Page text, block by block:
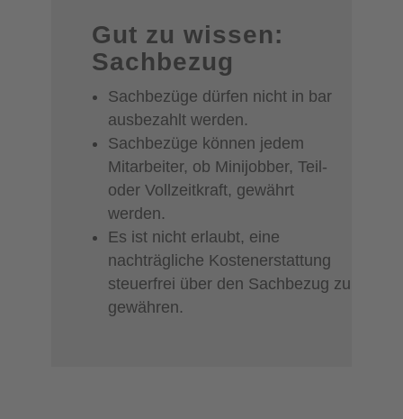
Gut zu wissen:
Sachbezug
Sachbezüge dürfen nicht in bar
ausbezahlt werden.
Sachbezüge können jedem
Mitarbeiter, ob Minijobber, Teil-
oder Vollzeitkraft, gewährt
werden.
Es ist nicht erlaubt, eine
nachträgliche Kostenerstattung
steuerfrei über den Sachbezug zu
gewähren.